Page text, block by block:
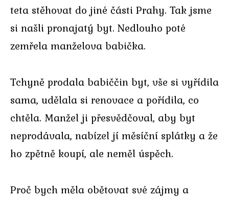
teta stěhovat do jiné části Prahy. Tak jsme
si našli pronajatý byt. Nedlouho poté
zemřela manželova babička.
Tchyně prodala babiččin byt, vše si vyřídila
sama, udělala si renovace a pořídila, co
chtěla. Manžel ji přesvědčoval, aby byt
neprodávala, nabízel jí měsíční splátky a že
ho zpětně koupí, ale neměl úspěch.
Proč bych měla obětovat své zájmy a